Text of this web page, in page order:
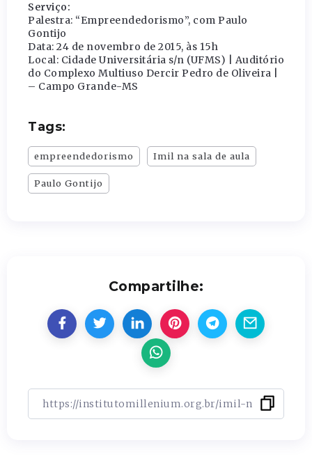
Serviço:
Palestra: “Empreendedorismo”, com Paulo
Gontijo
Data: 24 de novembro de 2015, às 15h
Local: Cidade Universitária s/n (UFMS) | Auditório
do Complexo Multiuso Dercir Pedro de Oliveira |
– Campo Grande-MS
Tags:
empreendedorismo Imil na sala de aula
Paulo Gontijo
Compartilhe: